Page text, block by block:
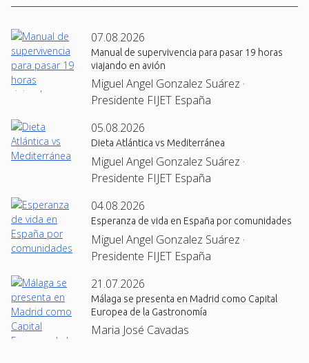
07.08.2026
Manual de supervivencia para pasar 19 horas
viajando en avión
Miguel Angel Gonzalez Suárez ·
Presidente FIJET España
05.08.2026
Dieta Atlántica vs Mediterránea
Miguel Angel Gonzalez Suárez ·
Presidente FIJET España
04.08.2026
Esperanza de vida en España por comunidades
Miguel Angel Gonzalez Suárez ·
Presidente FIJET España
21.07.2026
Málaga se presenta en Madrid como Capital
Europea de la Gastronomía
Maria José Cavadas